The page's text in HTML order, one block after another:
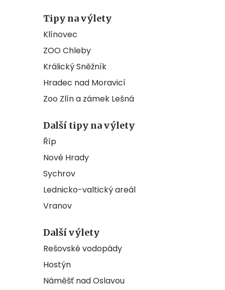
Tipy na výlety
Klínovec
ZOO Chleby
Králický Sněžník
Hradec nad Moravicí
Zoo Zlín a zámek Lešná
Další tipy na výlety
Říp
Nové Hrady
Sychrov
Lednicko-valtický areál
Vranov
Další výlety
Rešovské vodopády
Hostýn
Náměšť nad Oslavou